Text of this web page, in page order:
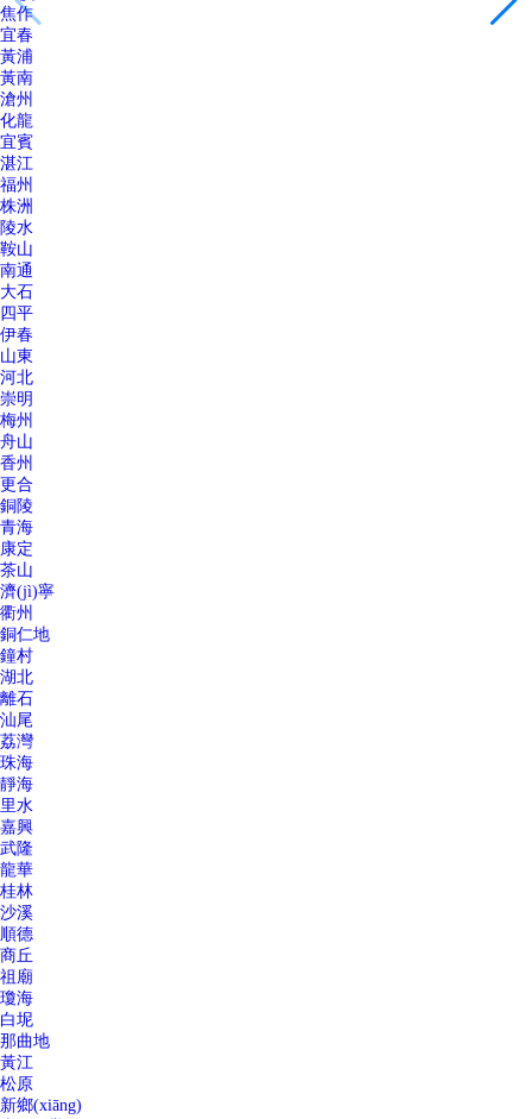
焦作
宜春
黃浦
黃南
滄州
化龍
宜賓
湛江
福州
株洲
陵水
鞍山
南通
大石
四平
伊春
山東
河北
崇明
梅州
舟山
香州
更合
銅陵
青海
康定
茶山
濟(jì)寧
衢州
銅仁地
鐘村
湖北
離石
汕尾
荔灣
珠海
靜海
里水
嘉興
武隆
龍華
桂林
沙溪
順德
商丘
祖廟
瓊海
白坭
那曲地
黃江
松原
新鄉(xiāng)